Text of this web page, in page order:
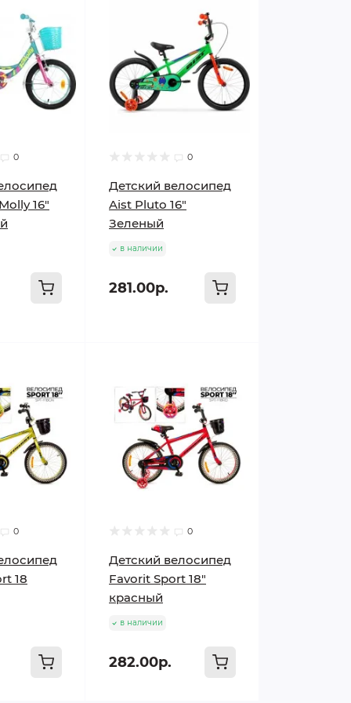
0
16"
0
Детский велосипед
Aist Pluto 16"
Зеленый
в наличии
281.00р.
0
18
0
Детский велосипед
Favorit Sport 18"
красный
в наличии
282.00р.